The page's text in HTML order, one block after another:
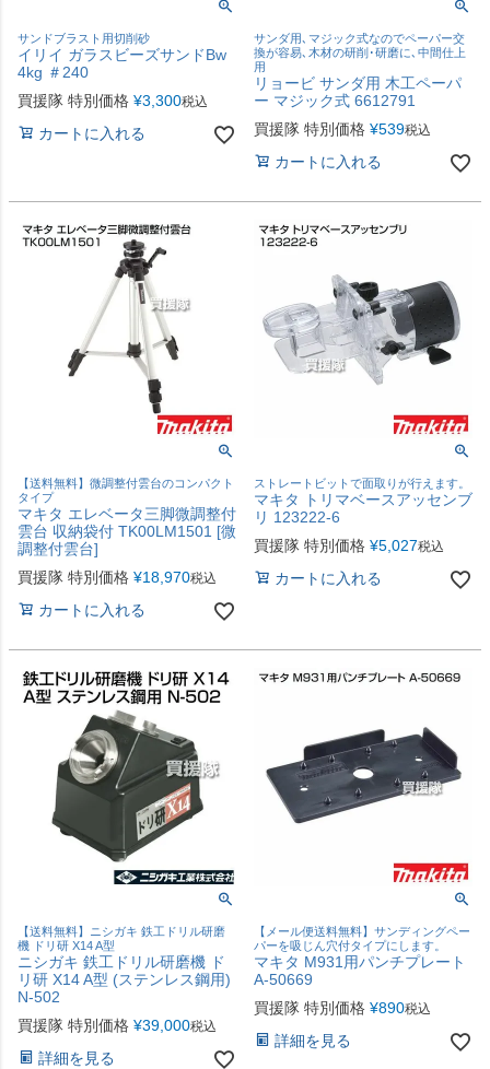
サンドブラスト用切削砂
イリイ ガラスビーズサンドBw
4kg ＃240
買援隊 特別価格 ¥3,300税込
カートに入れる
サンダ用､マジック式なのでペーパー交
換が容易､木材の研削･研磨に､中間仕上
用
リョービ サンダ用 木工ペーパ
ー マジック式 6612791
買援隊 特別価格 ¥539税込
カートに入れる
【送料無料】微調整付雲台のコンパクト
タイプ
マキタ エレベータ三脚微調整付
雲台 収納袋付 TK00LM1501 [微
調整付雲台]
買援隊 特別価格 ¥18,970税込
カートに入れる
ストレートビットで面取りが行えます。
マキタ トリマベースアッセンブ
リ 123222-6
買援隊 特別価格 ¥5,027税込
カートに入れる
【送料無料】ニシガキ 鉄工ドリル研磨
機 ドリ研 X14 A型
ニシガキ 鉄工ドリル研磨機 ド
リ研 X14 A型 (ステンレス鋼用)
N-502
買援隊 特別価格 ¥39,000税込
詳細を見る
【メール便送料無料】サンディングペー
パーを吸じん穴付タイプにします。
マキタ M931用パンチプレート
A-50669
買援隊 特別価格 ¥890税込
詳細を見る